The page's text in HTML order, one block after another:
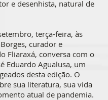
e desenhista, natural de
terça-feira, às
curador e
Fliaraxá, conversa com o
Eduardo Agualusa, um
desta edição. O
sua literatura, sua vida
atual de pandemia.